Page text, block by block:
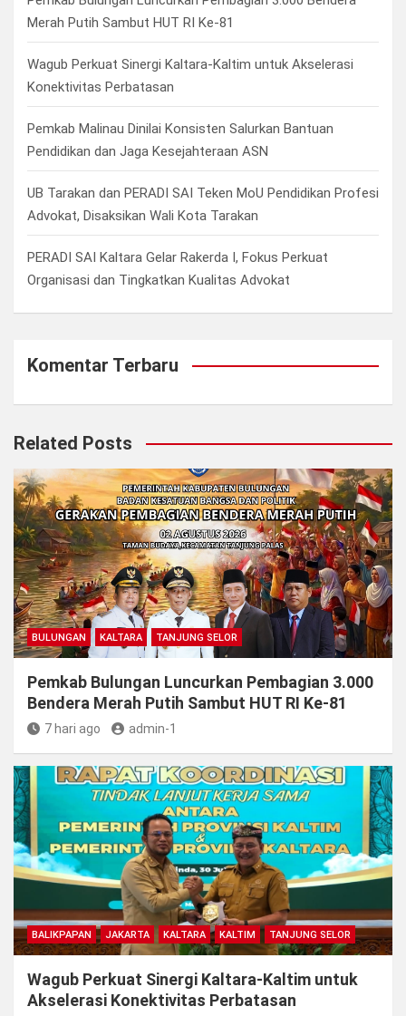
Merah Putih Sambut HUT RI Ke-81
Wagub Perkuat Sinergi Kaltara-Kaltim untuk Akselerasi
Konektivitas Perbatasan
Pemkab Malinau Dinilai Konsisten Salurkan Bantuan
Pendidikan dan Jaga Kesejahteraan ASN
UB Tarakan dan PERADI SAI Teken MoU Pendidikan Profesi
Advokat, Disaksikan Wali Kota Tarakan
PERADI SAI Kaltara Gelar Rakerda I, Fokus Perkuat
Organisasi dan Tingkatkan Kualitas Advokat
Komentar Terbaru
Related Posts
BULUNGAN KALTARA TANJUNG SELOR
Pemkab Bulungan Luncurkan Pembagian 3.000
Bendera Merah Putih Sambut HUT RI Ke-81
7 hari ago admin-1
BALIKPAPAN JAKARTA KALTARA KALTIM TANJUNG SELOR
Wagub Perkuat Sinergi Kaltara-Kaltim untuk
Akselerasi Konektivitas Perbatasan